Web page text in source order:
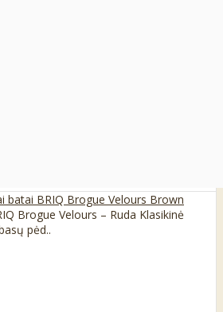
batai BRIQ Brogue Velours Brown
Brogue Velours – Ruda Klasikinė
pėd..